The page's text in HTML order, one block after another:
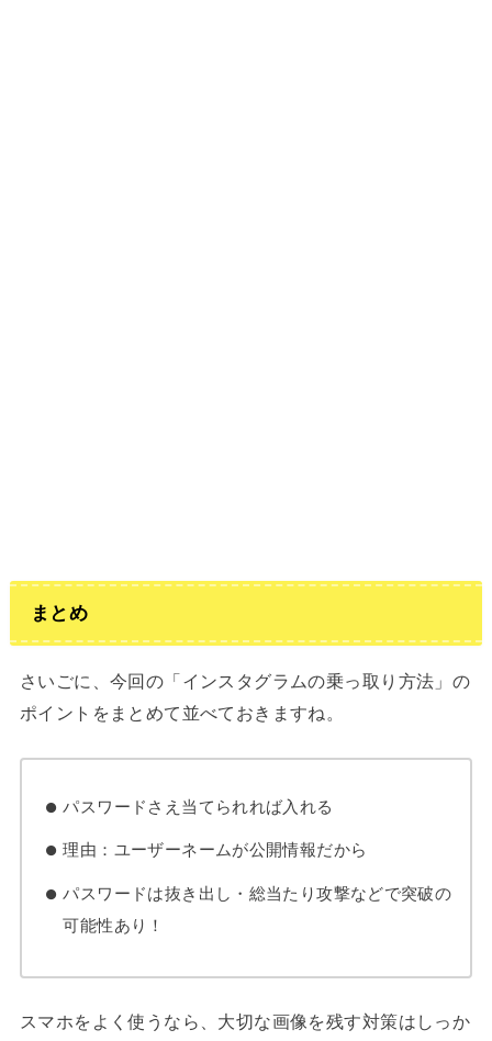
まとめ
さいごに、今回の「インスタグラムの乗っ取り方法」の
ポイントをまとめて並べておきますね。
パスワードさえ当てられれば入れる
理由：ユーザーネームが公開情報だから
パスワードは抜き出し・総当たり攻撃などで突破の
可能性あり！
スマホをよく使うなら、大切な画像を残す対策はしっか